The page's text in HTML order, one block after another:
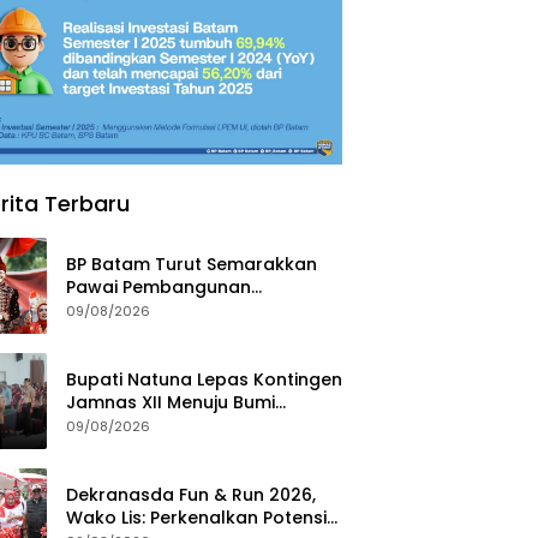
Terbaru
BP Batam Turut Semarakkan
Pawai Pembangunan
Meriahkan HUT Ke-81
09/08/2026
Bupati Natuna Lepas Kontingen
Jamnas XII Menuju Bumi
Perkemahan Cibubur Jakarta
09/08/2026
Dekranasda Fun & Run 2026,
Wako Lis: Perkenalkan Potensi